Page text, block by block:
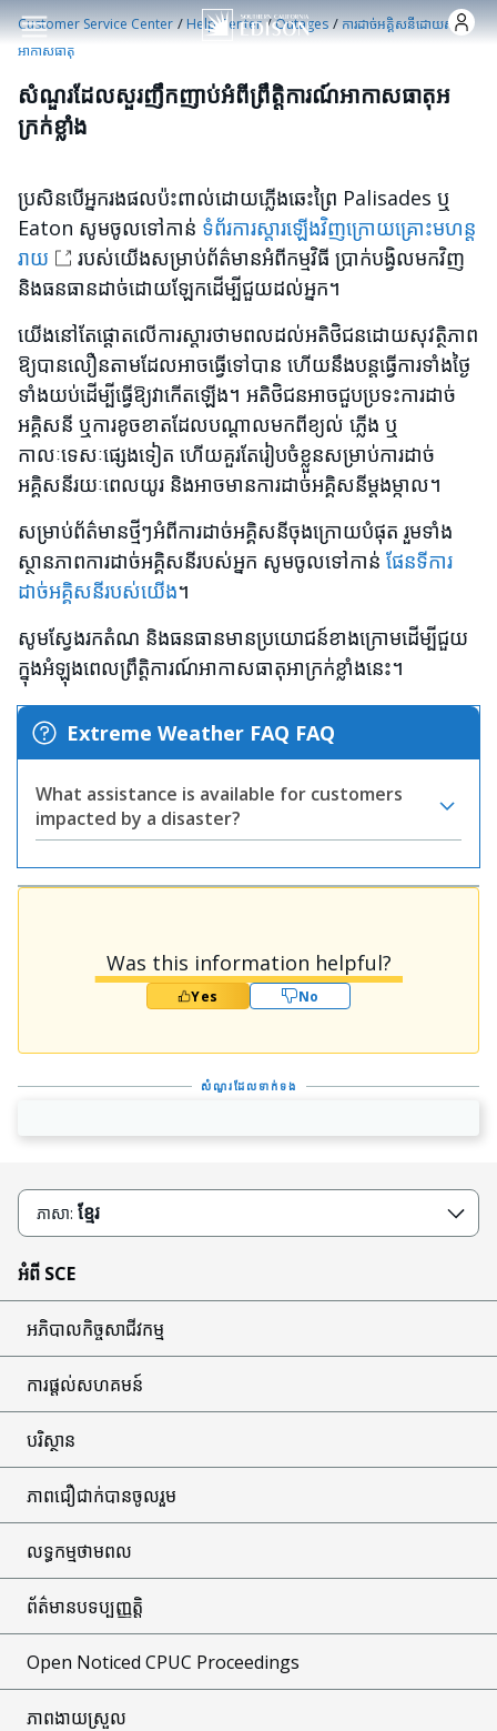
Skip to main content
Customer Service Center /Help Center /Outages /ការដាច់អគ្គិសនីដោយសារ
អាកាសធាតុ
សំណួរដែលសួរញឹកញាប់អំពីព្រឹត្តិការណ៍អាកាសធាតុអ
ក្រក់ខ្លាំង
ប្រសិនបើអ្នករងផលប៉ះពាល់ដោយភ្លើងឆេះព្រៃ Palisades ឬ
Eaton សូមចូលទៅកាន់ ទំព័រការស្ដារឡើងវិញក្រោយគ្រោះមហន្ត
រាយ
របស់យើងសម្រាប់ព័ត៌មានអំពីកម្មវិធី ប្រាក់បង្វិលមកវិញ
និងធនធានដាច់ដោយឡែកដើម្បីជួយដល់អ្នក។
យើងនៅតែផ្តោតលើការស្តារថាមពលដល់អតិថិជនដោយសុវត្ថិភាព
ឱ្យបានលឿនតាមដែលអាចធ្វើទៅបាន ហើយនឹងបន្តធ្វើការទាំងថ្ងៃ
ទាំងយប់ដើម្បីធ្វើឱ្យវាកើតឡើង។ អតិថិជនអាចជួបប្រទះការដាច់
អគ្គិសនី ឬការខូចខាតដែលបណ្តាលមកពីខ្យល់ ភ្លើង ឬ
កាលៈទេសៈផ្សេងទៀត ហើយគួរតែរៀបចំខ្លួនសម្រាប់ការដាច់
អគ្គិសនីរយៈពេលយូរ និងអាចមានការដាច់អគ្គិសនីម្តងម្កាល។
សម្រាប់ព័ត៌មានថ្មីៗអំពីការដាច់អគ្គិសនីចុងក្រោយបំផុត រួមទាំង
ស្ថានភាពការដាច់អគ្គិសនីរបស់អ្នក សូមចូលទៅកាន់ ផែនទីការ
ដាច់អគ្គិសនីរបស់យើង។
សូមស្វែងរកតំណ និងធនធានមានប្រយោជន៍ខាងក្រោមដើម្បីជួយ
ក្នុងអំឡុងពេលព្រឹត្តិការណ៍អាកាសធាតុអាក្រក់ខ្លាំងនេះ។
Extreme Weather FAQ FAQ
What assistance is available for customers
impacted by a disaster?
Was this information helpful?
Yes No
សំណួរដែលទាក់ទង
ភាសា: ខ្មែរ
អំពី SCE
អភិបាលកិច្ចសាជីវកម្ម
ការផ្តល់សហគមន៍
បរិស្ថាន
ភាពជឿជាក់បានចូលរួម
លទ្ធកម្មថាមពល
ព័ត៌មានបទប្បញ្ញត្តិ
Open Noticed CPUC Proceedings
ភាពងាយស្រួល